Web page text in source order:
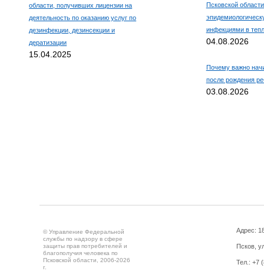
области, получивших лицензии на
деятельность по оказанию услуг по
дезинфекции, дезинсекции и
дератизации
15.04.2025
Псковской
инфекциями в
04.08.2026
Почему важно
после рождения
03.08.2026
© Управление Федеральной
службы по надзору в сфере
защиты прав потребителей и
благополучия человека по
Псковской области, 2006-2026
г.
Адрес:
Псков,
Тел.: +7